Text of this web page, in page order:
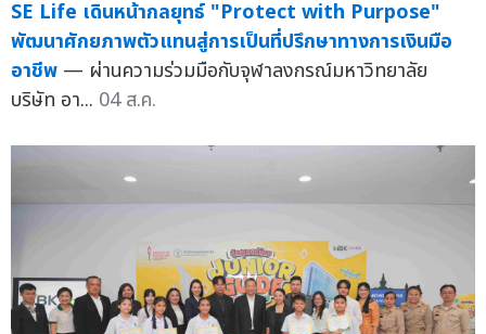
SE Life เดินหน้ากลยุทธ์ "Protect with Purpose"
พัฒนาศักยภาพตัวแทนสู่การเป็นที่ปรึกษาทางการเงินมือ
อาชีพ — ผ่านความร่วมมือกับจุฬาลงกรณ์มหาวิทยาลัย
บริษัท อา... 04 ส.ค.